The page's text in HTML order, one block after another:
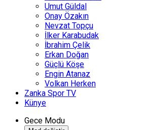
Umut Güldal
Onay Özakın
Nevzat Topçu
İlker Karabudak
İbrahim Çelik
Erkan Doğan
Güçlü Köşe
Engin Atanaz
Volkan Herken
Zanka Spor TV
Künye
Gece Modu